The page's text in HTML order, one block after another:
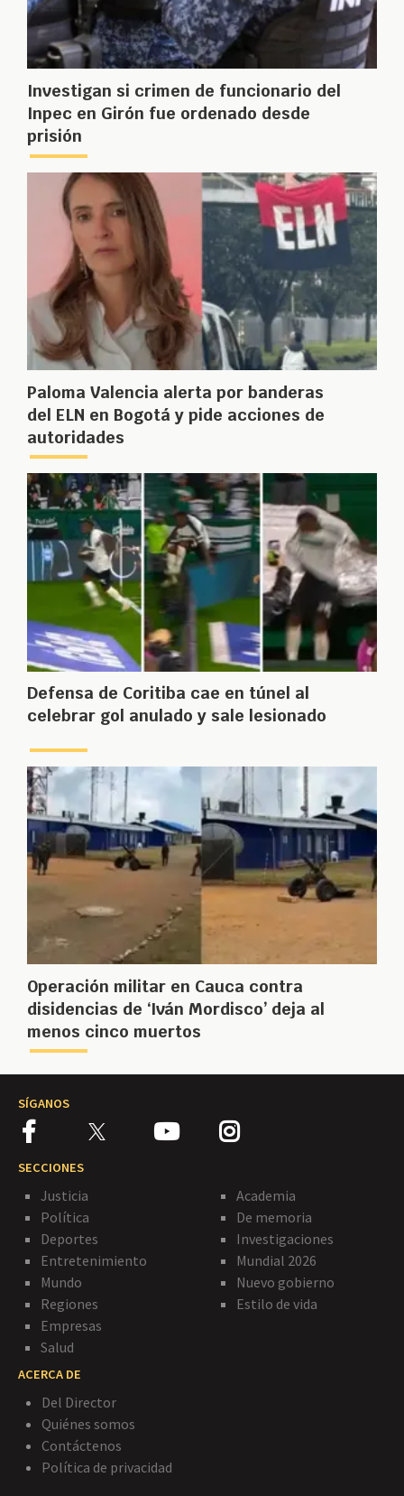
Investigan si crimen de funcionario del
Inpec en Girón fue ordenado desde
prisión
Paloma Valencia alerta por banderas
del ELN en Bogotá y pide acciones de
autoridades
Defensa de Coritiba cae en túnel al
celebrar gol anulado y sale lesionado
Operación militar en Cauca contra
disidencias de ‘Iván Mordisco’ deja al
menos cinco muertos
SÍGANOS
SECCIONES
Justicia
Política
Deportes
Entretenimiento
Mundo
Regiones
Empresas
Salud
Academia
De memoria
Investigaciones
Mundial 2026
Nuevo gobierno
Estilo de vida
ACERCA DE
Del Director
Quiénes somos
Contáctenos
Política de privacidad